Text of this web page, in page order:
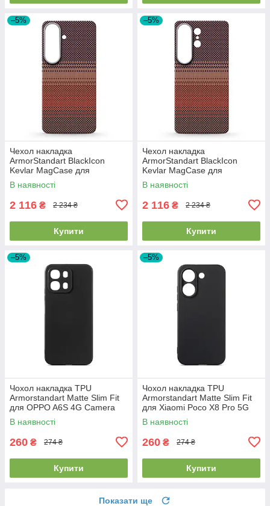
–5%
Чехол накладка
ArmorStandart BlackIcon
Kevlar MagCase для
Samsung S26 Sunset
(ARM90156)
В наявності
2 116 ₴ 2 234 ₴
Купити
–5%
Чехол накладка
ArmorStandart BlackIcon
Kevlar MagCase для
Samsung S26 Ultra Sunset
(ARM90158)
В наявності
2 116 ₴ 2 234 ₴
Купити
–5%
Чохол накладка TPU
Armorstandart Matte Slim Fit
для OPPO A6S 4G Camera
cover Black (ARM90347)
В наявності
260 ₴ 274 ₴
Купити
–5%
Чохол накладка TPU
Armorstandart Matte Slim Fit
для Xiaomi Poco X8 Pro 5G
Camera cover Black
(ARM90712)
В наявності
260 ₴ 274 ₴
Купити
Показати ще